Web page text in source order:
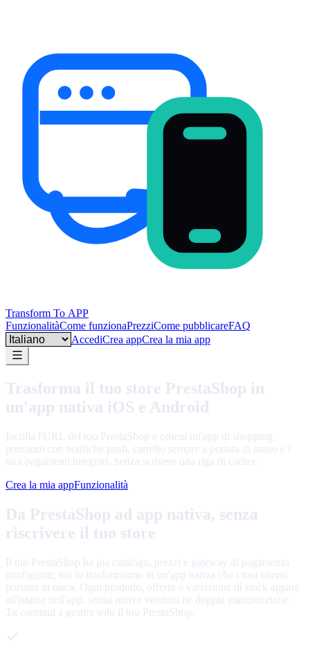
Transform To APP
FunzionalitàCome funzionaPrezziCome pubblicareFAQ
Language
AccediCrea appCrea la mia app
Trasforma il tuo store PrestaShop in
un'app nativa iOS e Android
Incolla l'URL del tuo PrestaShop e ottieni un'app di shopping
premium con notifiche push, carrello sempre a portata di mano e i
tuoi pagamenti integrati. Senza scrivere una riga di codice.
Crea la mia appFunzionalità
Da PrestaShop ad app nativa, senza
riscrivere il tuo store
Il tuo PrestaShop ha gia catalogo, prezzi e gateway di pagamento
configurati; noi lo trasformiamo in un'app nativa che i tuoi clienti
portano in tasca. Ogni prodotto, offerta o variazione di stock appare
all'istante nell'app, senza nuove versioni ne doppia manutenzione.
Tu continui a gestire solo il tuo PrestaShop.